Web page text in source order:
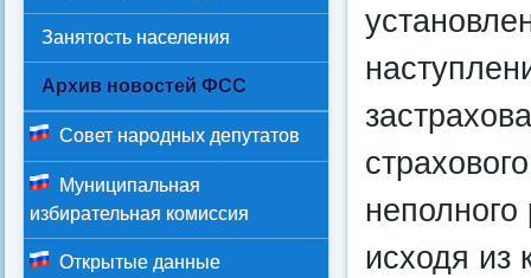
исходя из
Занятость населения
Архив новостей ФСС
Совет народных депутатов
Муниципальная
избирательная комиссия
Открытые данные